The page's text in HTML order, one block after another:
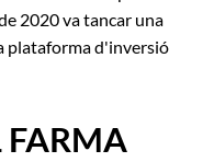
2020 va tancar una
plataforma d'inversió
FARMA